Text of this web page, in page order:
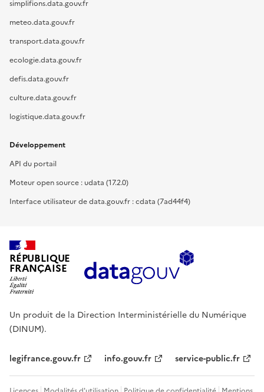
simplifions.data.gouv.fr
meteo.data.gouv.fr
transport.data.gouv.fr
ecologie.data.gouv.fr
defis.data.gouv.fr
culture.data.gouv.fr
logistique.data.gouv.fr
Développement
API du portail
Moteur open source : udata (17.2.0)
Interface utilisateur de data.gouv.fr : cdata (7ad44f4)
RÉPUBLIQUE
FRANÇAISE
Un produit de la Direction Interministérielle du Numérique
(DINUM).
legifrance.gouv.fr info.gouv.fr service-public.fr